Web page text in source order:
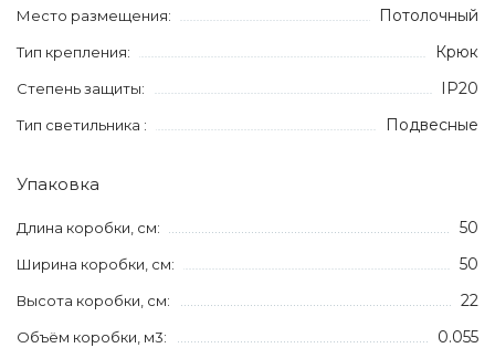
Место размещения: Потолочный
Тип крепления: Крюк
Степень защиты: IP20
Тип светильника : Подвесные
Упаковка
Длина коробки, см: 50
Ширина коробки, см: 50
Высота коробки, см: 22
Объём коробки, м3: 0.055